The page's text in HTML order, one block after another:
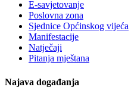
E-savjetovanje
Poslovna zona
Sjednice Općinskog vijeća
Manifestacije
Natječaji
Pitanja mještana
Najava događanja